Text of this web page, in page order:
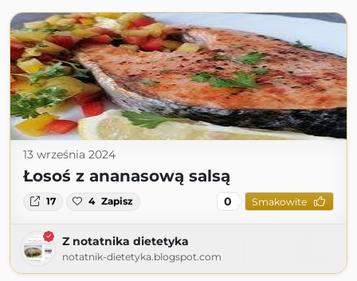
13 września 2024
Łosoś z ananasową salsą
17 4 Zapisz 0 Smakowite
Z notatnika dietetyka
notatnik-dietetyka.blogspot.com